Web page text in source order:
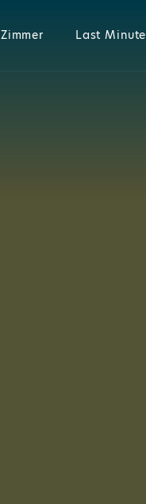
Zimmer Last Minute